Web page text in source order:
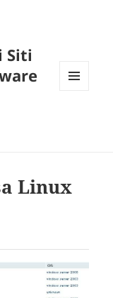
Siti
Linux